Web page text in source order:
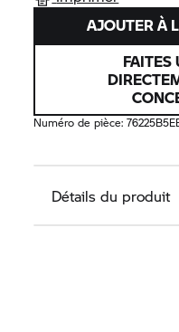
AJOUTER À
FAITES
Numéro de pièce:
Détails du produit